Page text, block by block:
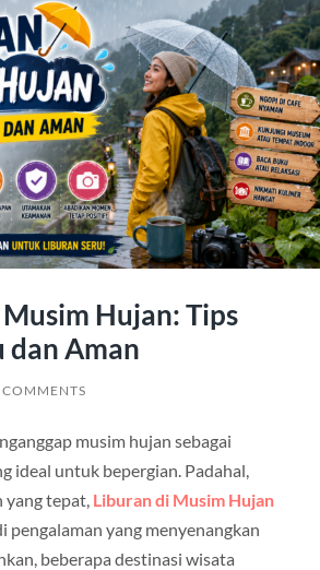
Hujan: Tips
dan Aman
musim hujan sebagai
ideal untuk bepergian. Padahal,
yang tepat, Liburan di Musim Hujan
pengalaman yang menyenangkan
beberapa destinasi wisata